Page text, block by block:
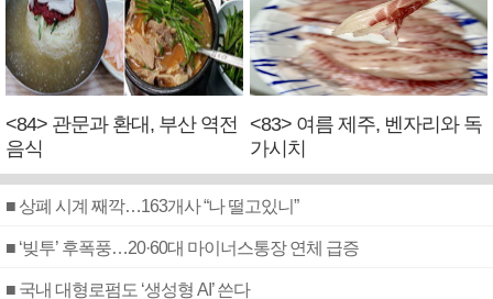
<84> 관문과 환대, 부산 역전
음식
<83> 여름 제주, 벤자리와 독
가시치
■ 상폐 시계 째깍…163개사 “나 떨고있니”
■ ‘빚투’ 후폭풍…20·60대 마이너스통장 연체 급증
■ 국내 대형로펌도 ‘생성형 AI’ 쓴다